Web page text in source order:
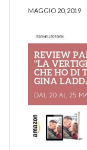
MAGGIO 20, 2019